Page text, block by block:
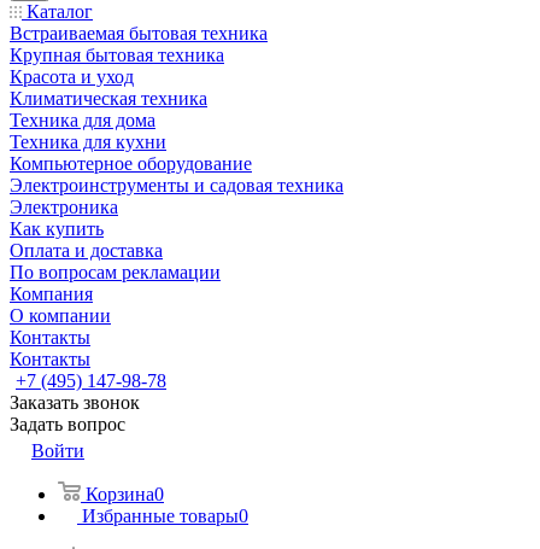
Каталог
Встраиваемая бытовая техника
Крупная бытовая техника
Красота и уход
Климатическая техника
Техника для дома
Техника для кухни
Компьютерное оборудование
Электроинструменты и садовая техника
Электроника
Как купить
Оплата и доставка
По вопросам рекламации
Компания
О компании
Контакты
Контакты
+7 (495) 147-98-78
Заказать звонок
Задать вопрос
Войти
Корзина0
Избранные товары0